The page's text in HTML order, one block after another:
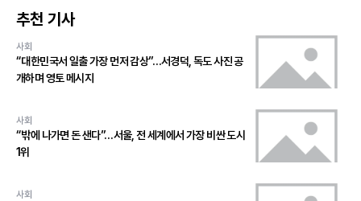
추천 기사
사회
“대한민국서 일출 가장 먼저 감상”…서경덕, 독도 사진 공
개하며 영토 메시지
사회
“밖에 나가면 돈 샌다”…서울, 전 세계에서 가장 비싼 도시
1위
사회